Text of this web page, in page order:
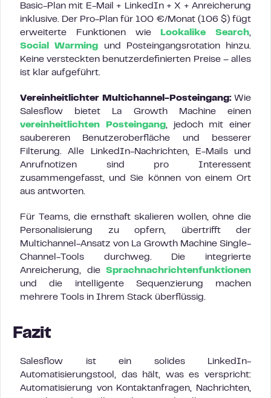
Basic-Plan mit E-Mail + LinkedIn + X + Anreicherung
inklusive. Der Pro-Plan für 100 €/Monat (106 $) fügt
erweiterte Funktionen wie
Lookalike Search,
Social Warming und Posteingangsrotation hinzu.
Keine versteckten benutzerdefinierten Preise – alles
ist klar aufgeführt.
Vereinheitlichter Multichannel-Posteingang:Wie
Salesflow bietet La Growth Machine einen
vereinheitlichten Posteingang, jedoch mit einer
saubereren Benutzeroberfläche und besserer
Filterung. Alle LinkedIn-Nachrichten, E-Mails und
Anrufnotizen sind pro Interessent
zusammengefasst, und Sie können von einem Ort
aus antworten.
Für Teams, die ernsthaft skalieren wollen, ohne die
Personalisierung zu opfern, übertrifft der
Multichannel-Ansatz von La Growth Machine Single-
Channel-Tools durchweg. Die integrierte
Anreicherung, die Sprachnachrichtenfunktionen
und die intelligente Sequenzierung machen
mehrere Tools in Ihrem Stack überflüssig.
Fazit
Salesflow ist ein solides LinkedIn-
Automatisierungstool, das hält, was es verspricht:
Automatisierung von Kontaktanfragen, Nachrichten,